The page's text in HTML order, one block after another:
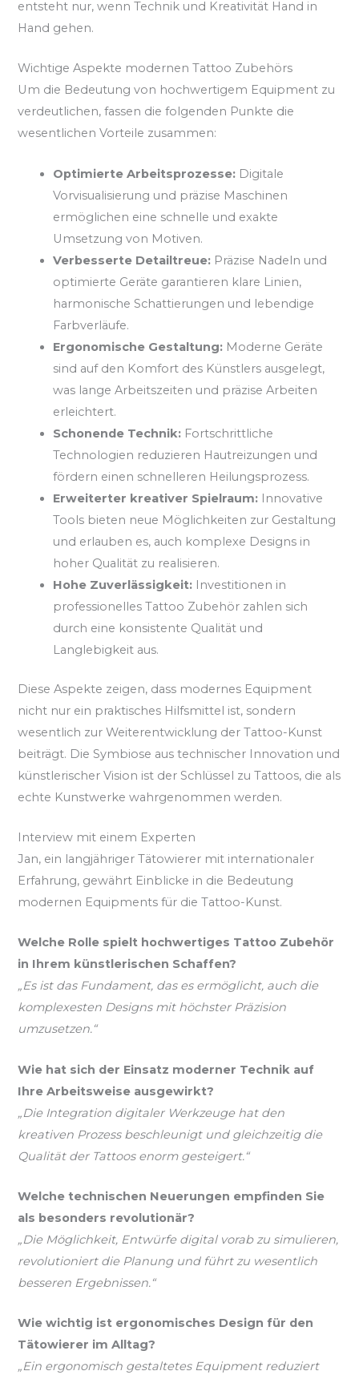
entsteht nur, wenn Technik und Kreativität Hand in
Hand gehen.
Wichtige Aspekte modernen Tattoo Zubehörs
Um die Bedeutung von hochwertigem Equipment zu
verdeutlichen, fassen die folgenden Punkte die
wesentlichen Vorteile zusammen:
Optimierte Arbeitsprozesse: Digitale
Vorvisualisierung und präzise Maschinen
ermöglichen eine schnelle und exakte
Umsetzung von Motiven.
Verbesserte Detailtreue: Präzise Nadeln und
optimierte Geräte garantieren klare Linien,
harmonische Schattierungen und lebendige
Farbverläufe.
Ergonomische Gestaltung: Moderne Geräte
sind auf den Komfort des Künstlers ausgelegt,
was lange Arbeitszeiten und präzise Arbeiten
erleichtert.
Schonende Technik: Fortschrittliche
Technologien reduzieren Hautreizungen und
fördern einen schnelleren Heilungsprozess.
Erweiterter kreativer Spielraum: Innovative
Tools bieten neue Möglichkeiten zur Gestaltung
und erlauben es, auch komplexe Designs in
hoher Qualität zu realisieren.
Hohe Zuverlässigkeit: Investitionen in
professionelles Tattoo Zubehör zahlen sich
durch eine konsistente Qualität und
Langlebigkeit aus.
Diese Aspekte zeigen, dass modernes Equipment
nicht nur ein praktisches Hilfsmittel ist, sondern
wesentlich zur Weiterentwicklung der Tattoo-Kunst
beiträgt. Die Symbiose aus technischer Innovation und
künstlerischer Vision ist der Schlüssel zu Tattoos, die als
echte Kunstwerke wahrgenommen werden.
Interview mit einem Experten
Jan, ein langjähriger Tätowierer mit internationaler
Erfahrung, gewährt Einblicke in die Bedeutung
modernen Equipments für die Tattoo-Kunst.
Welche Rolle spielt hochwertiges Tattoo Zubehör
in Ihrem künstlerischen Schaffen?
„Es ist das Fundament, das es ermöglicht, auch die
komplexesten Designs mit höchster Präzision
umzusetzen.“
Wie hat sich der Einsatz moderner Technik auf
Ihre Arbeitsweise ausgewirkt?
„Die Integration digitaler Werkzeuge hat den
kreativen Prozess beschleunigt und gleichzeitig die
Qualität der Tattoos enorm gesteigert.“
Welche technischen Neuerungen empfinden Sie
als besonders revolutionär?
„Die Möglichkeit, Entwürfe digital vorab zu simulieren,
revolutioniert die Planung und führt zu wesentlich
besseren Ergebnissen.“
Wie wichtig ist ergonomisches Design für den
Tätowierer im Alltag?
„Ein ergonomisch gestaltetes Equipment reduziert